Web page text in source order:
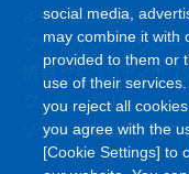
よくあるご質問
プライバシーポリシー
情報セキュリティポリ
クッキーポリシー
ソーシャルメディアポ
social media,
may combine it with
provided to them or
use of their
you reject all
you agree with the
[Cookie Settings] to